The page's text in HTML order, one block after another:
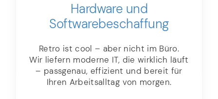
Hardware und
Software­­beschaffung
Retro ist cool – aber nicht im Büro.
Wir liefern moderne IT, die wirklich läuft
– passgenau, effizient und bereit für
Ihren Arbeitsalltag von morgen.